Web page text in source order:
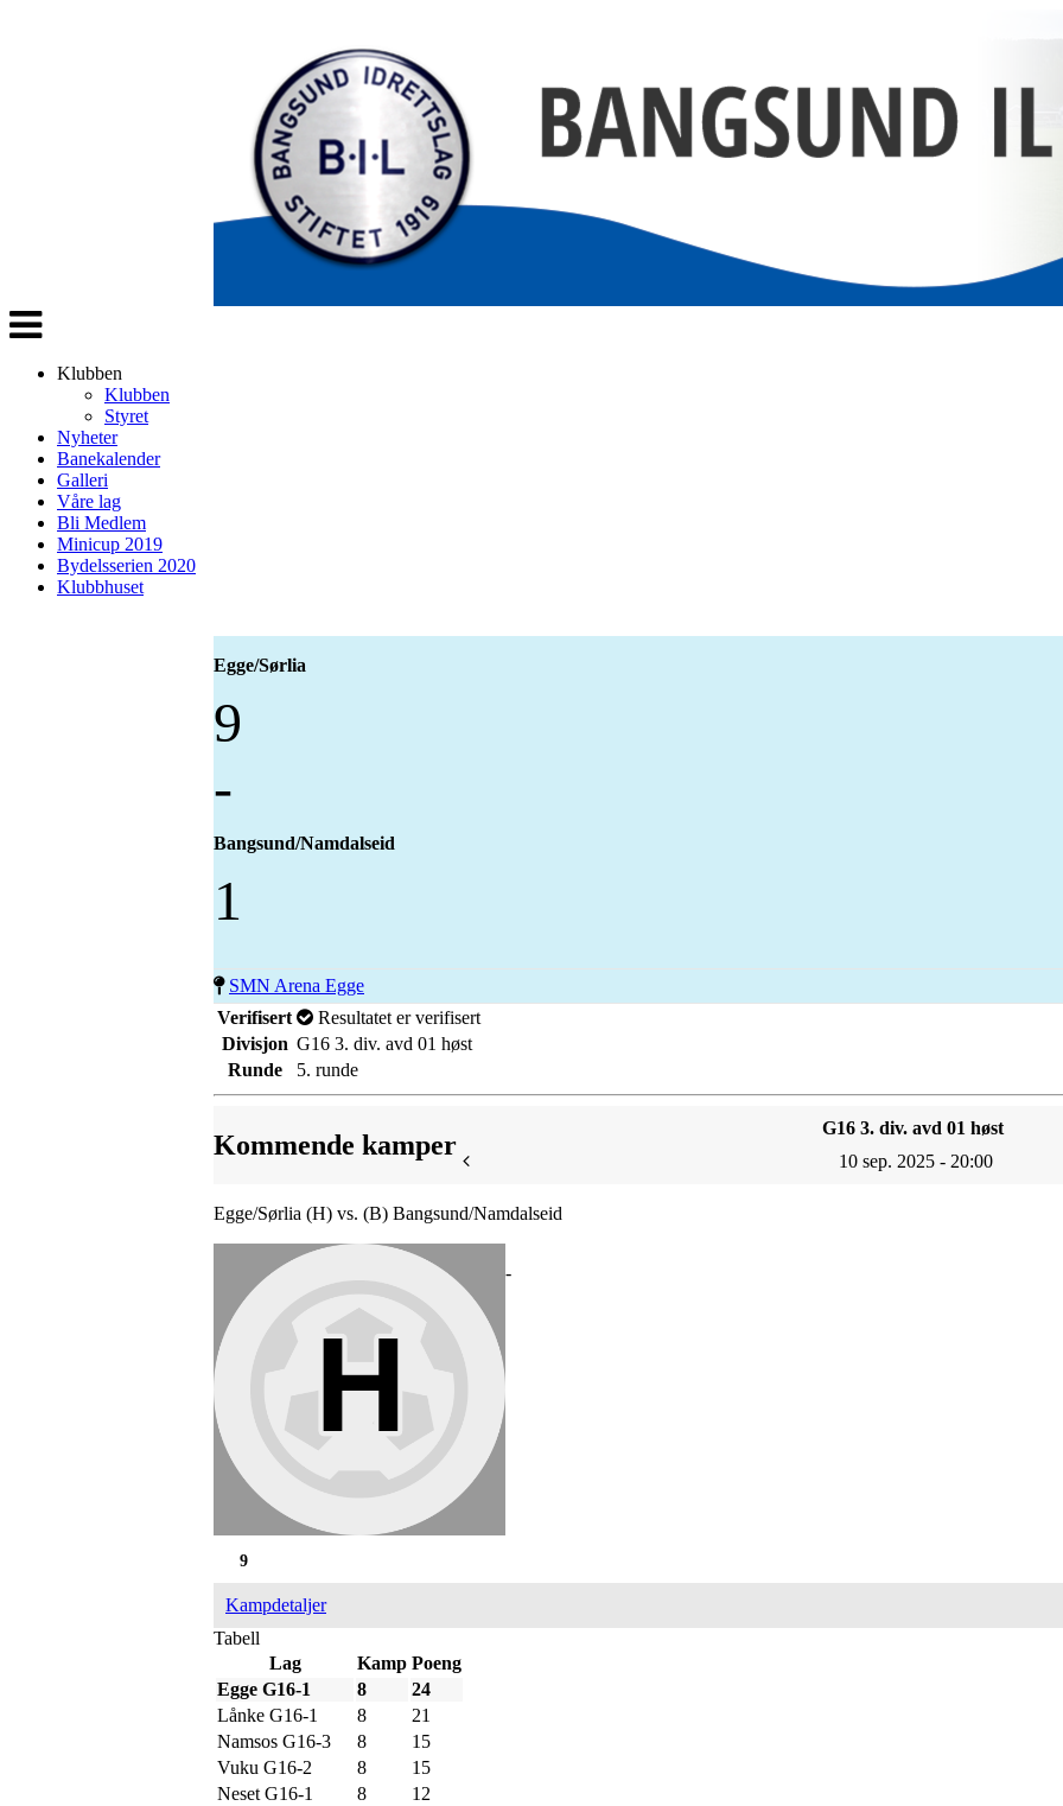
Veksle
navigasjon
Klubben
Klubben
Styret
Nyheter
Banekalender
Galleri
Våre lag
Bli Medlem
Minicup 2019
Bydelsserien 2020
Klubbhuset
Egge/Sørlia
9
-
Bangsund/Namdalseid
1
SMN Arena Egge
Verifisert
Resultatet er verifisert
Divisjon G16 3. div. avd 01 høst
Runde
5. runde
Kommende kamper
G16 3. div. avd 01 høst
10 sep. 2025 - 20:00
Egge/Sørlia (H) vs. (B) Bangsund/Namdalseid
-
9
Kampdetaljer
Tabell
Lag
Kamp Poeng
Egge G16-1
8
24
Lånke G16-1
8
21
Namsos G16-3
8
15
Vuku G16-2
8
15
Neset G16-1
8
12